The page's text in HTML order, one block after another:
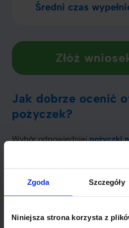
Zgoda Szczegóły
Niniejsza strona korzysta z
Średni czas
Złóż
Jak dobrze ocenić
pożyczek?
Wybór odpowiedniejpożyczki
prostym zadaniem. Ważne jest,
rozważyć różne dostępne
elementów jak RRSO, czyli
Oprocentowania, pomoże Ci